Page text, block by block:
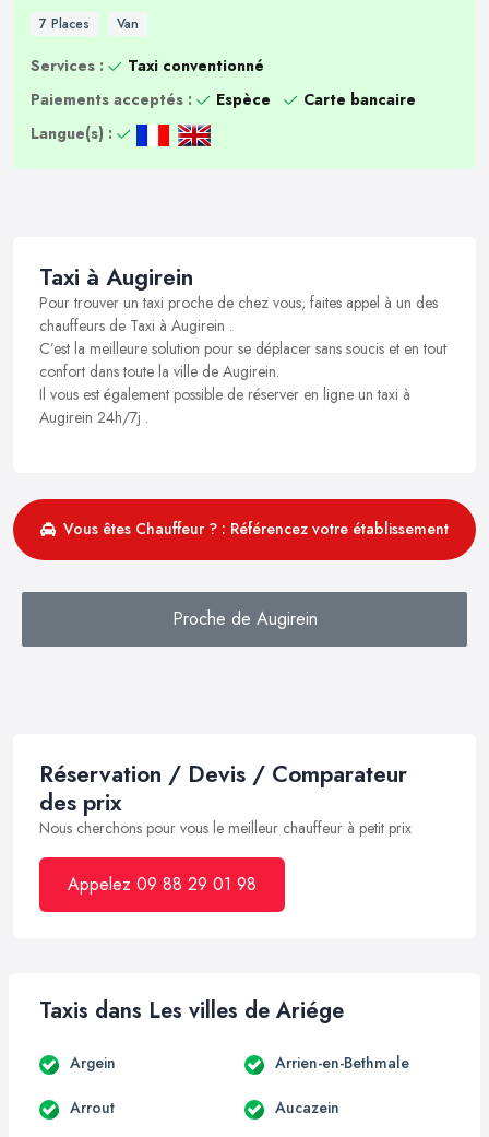
7 Places Van
Services :
Taxi conventionné
Paiements acceptés :
Espèce
Carte bancaire
Langue(s) :
Taxi à Augirein
Pour trouver un taxi proche de chez vous, faites appel à un des
chauffeurs de Taxi à Augirein .
C’est la meilleure solution pour se déplacer sans soucis et en tout
confort dans toute la ville de Augirein.
Il vous est également possible de réserver en ligne un taxi à
Augirein 24h/7j .
Vous êtes Chauffeur ? : Référencez votre établissement
Proche de Augirein
Réservation / Devis / Comparateur
des prix
Nous cherchons pour vous le meilleur chauffeur à petit prix
Appelez 09 88 29 01 98
Taxis dans Les villes de Ariége
Argein Arrien-en-Bethmale
Arrout Aucazein